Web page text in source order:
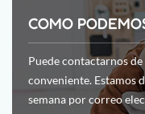
COMO
Puede contactarnos
conveniente. Estamos
semana por correo